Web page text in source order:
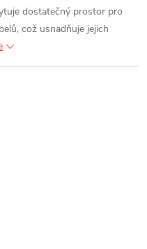
dostatečný prostor pro
což usnadňuje jejich